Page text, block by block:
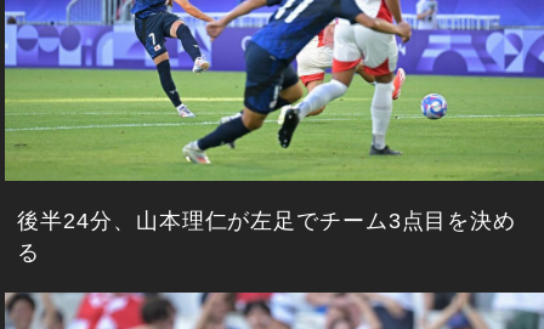
後半24分、山本理仁が左足でチーム3点目を決め
る